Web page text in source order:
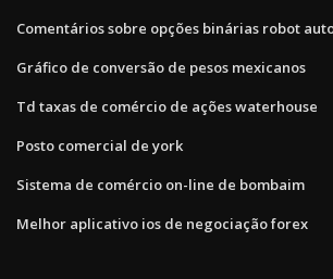
Comentários sobre opções binárias robot
Gráfico de conversão de pesos mexicanos
Td taxas de comércio de ações waterhouse
Posto comercial de york
Sistema de comércio on-line de bombaim
Melhor aplicativo ios de negociação forex